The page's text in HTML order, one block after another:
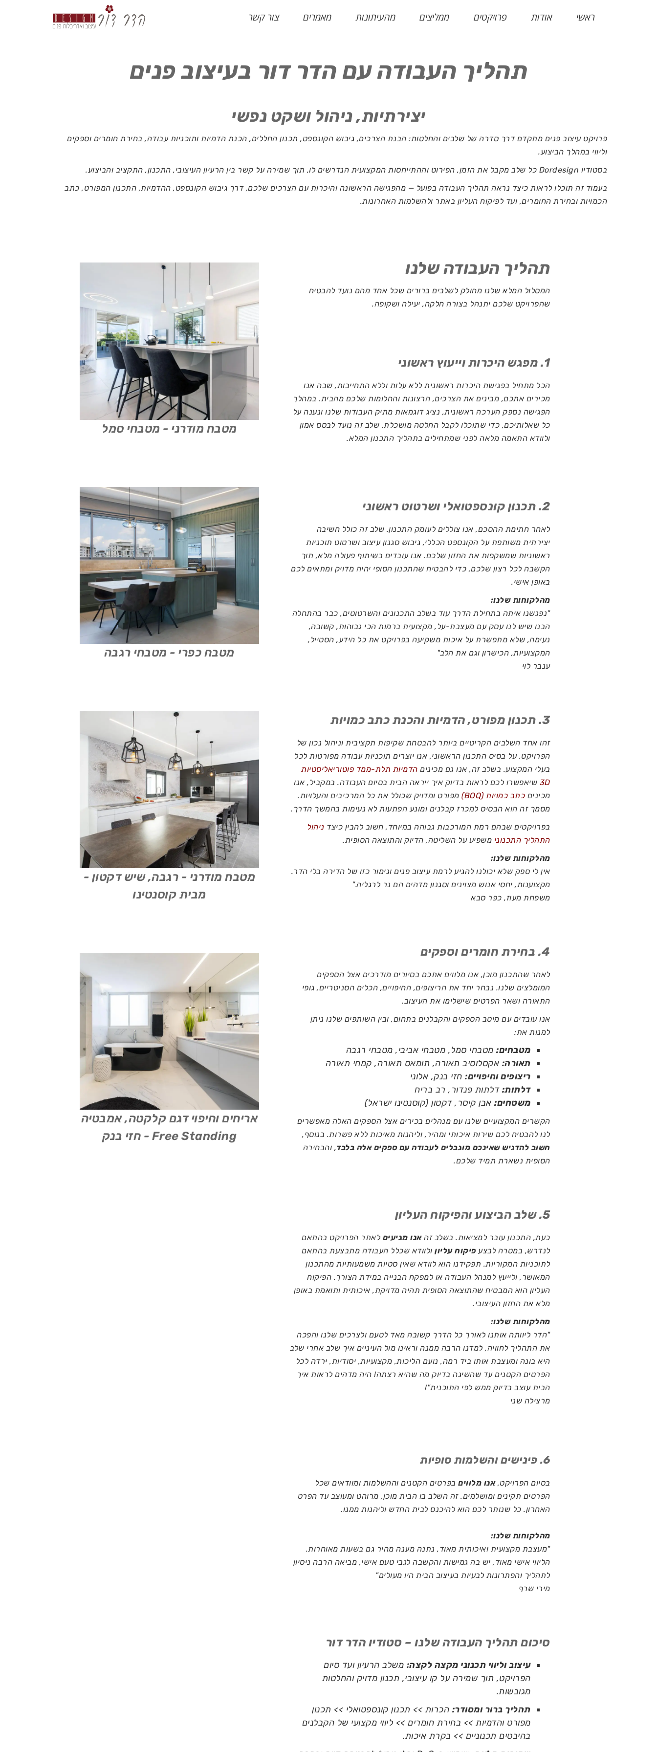
ראשי אודות פרויקטים ממליצים מהעיתונות מאמרים צור קשר
תהליך העבודה עם הדר דור בעיצוב פנים
יצירתיות, ניהול ושקט נפשי
פרויקט עיצוב פנים מתקדם דרך סדרה של שלבים והחלטות: הבנת הצרכים, גיבוש הקונספט, תכנון החללים, הכנת הדמיות ותוכניות עבודה, בחירת חומרים וספקים
וליווי במהלך הביצוע.
בסטודיו Dordesign כל שלב מקבל את הזמן, הפירוט וההתייחסות המקצועית הנדרשים לו, תוך שמירה על קשר בין הרעיון העיצובי, התכנון, התקציב והביצוע.
בעמוד זה תוכלו לראות כיצד נראה תהליך העבודה בפועל — מהפגישה הראשונה והיכרות עם הצרכים שלכם, דרך גיבוש הקונספט, ההדמיות, התכנון המפורט, כתב
הכמויות ובחירת החומרים, ועד לפיקוח העליון באתר ולהשלמות האחרונות.
תהליך העבודה שלנו
המסלול המלא שלנו מחולק לשלבים ברורים שכל אחד מהם נועד להבטיח
שהפרויקט שלכם יתנהל בצורה חלקה, יעילה ושקופה.
1. מפגש היכרות וייעוץ ראשוני
הכל מתחיל בפגישת היכרות ראשונית ללא עלות וללא התחייבות, שבה אנו
מכירים אתכם, מבינים את הצרכים, הרצונות והחלומות שלכם מהבית. במהלך
הפגישה נספק הערכה ראשונית, נציג דוגמאות מתיק העבודות שלנו ונענה על
כל שאלותיכם, כדי שתוכלו לקבל החלטה מושכלת. שלב זה נועד לבסס אמון
ולוודא התאמה מלאה לפני שמתחילים בתהליך התכנון המלא.
2. תכנון קונספטואלי ושרטוט ראשוני
לאחר חתימת ההסכם, אנו צוללים לעומק התכנון. שלב זה כולל חשיבה
יצירתית משותפת על הקונספט הכללי, גיבוש סגנון עיצוב ושרטוט תוכניות
ראשוניות שמשקפות את החזון שלכם. אנו עובדים בשיתוף פעולה מלא, תוך
הקשבה לכל רצון שלכם, כדי להבטיח שהתכנון הסופי יהיה מדויק ומתאים לכם
באופן אישי.
מהלקוחות שלנו:
"נפגשנו איתה בתחילת הדרך עוד בשלב התכנונים והשרטוטים, כבר בהתחלה
הבנו שיש לנו עסק עם מעצבת-על, מקצועית ברמות הכי גבוהות, קשובה,
נעימה, שלא מתפשרת על איכות משקיעה בפרויקט את כל הידע, הסטייל,
המקצועיות, הכישרון וגם את הלב"
ענבר לוי
3. תכנון מפורט, הדמיות והכנת כתב כמויות
זהו אחד השלבים הקריטיים ביותר להבטחת שקיפות תקציבית וניהול נכון של
הפרויקט. על בסיס התכנון הראשוני, אנו יוצרים תוכניות עבודה מפורטות לכל
בעלי המקצוע. בשלב זה, אנו גם מכינים הדמיות תלת-ממד פוטוריאליסטיות
3D שיאפשרו לכם לראות בדיוק איך ייראה הבית בסיום העבודה. במקביל, אנו
מכינים כתב כמויות (BOQ)
מפורט ומדויק שכולל את כל המרכיבים והעלויות.
מסמך זה הוא הבסיס למכרז קבלנים ומונע הפתעות לא נעימות בהמשך הדרך.
בפרויקטים שבהם רמת המורכבות גבוהה במיוחד, חשוב להבין כיצד ניהול
התהליך התכנוני משפיע על השליטה, הדיוק והתוצאה הסופית.
מהלקוחות שלנו:
אין לי ספק שלא יכולנו להגיע לרמת עיצוב פנים וגימור כזו של הדירה בלי הדר.
מקצוענות, יחסי אנוש מצוינים וסגנון מדהים הם נר לרגליה."
משפחת מעוז, כפר סבא
4. בחירת חומרים וספקים
לאחר שהתכנון מוכן, אנו מלווים אתכם בסיורים מודרכים אצל הספקים
המומלצים שלנו. נבחר יחד את הריצופים, החיפויים, הכלים הסניטריים, גופי
התאורה ושאר הפרטים שישלימו את העיצוב.
אנו עובדים עם מיטב הספקים והקבלנים בתחום, ובין השותפים שלנו ניתן
למנות את:
מטבחים:מטבחי סמל, מטבחי אביבי, מטבחי רגבה
תאורה: אקסלוסיב תאורה, תומאס תאורה, קמחי תאורה
ריצופים וחיפויים:חזי בנק, אלוני
דלתות: דלתות פנדור, רב בריח
משטחים:אבן קיסר, דקטון (קוסנטינו ישראל)
הקשרים המקצועיים שלנו עם מנהלים בכירים אצל הספקים האלה מאפשרים
לנו להבטיח לכם שירות איכותי ומהיר, וליהנות מאיכות ללא פשרות. בנוסף,
חשוב להדגיש שאינכם מוגבלים לעבודה עם ספקים אלה בלבד, והבחירה
הסופית נשארת תמיד שלכם.
5. שלב הביצוע והפיקוח העליון
כעת, התכנון עובר למציאות. בשלב זהאנו מגיעים לאתר הפרויקט בהתאם
לנדרש, במטרה לבצעפיקוח עליוןולוודא שכלל העבודה מתבצעת בהתאם
לתוכניות המקוריות. תפקידנו הוא לוודא שאין סטיות משמעותיות מהתכנון
המאושר, ולייעץ למנהל העבודה או למפקח הבנייה במידת הצורך. הפיקוח
העליון הוא המבטיח שהתוצאה הסופית תהיה מדויקת, איכותית ותואמת באופן
מלא את החזון העיצובי.
מהלקוחות שלנו:
"הדר ליוותה אותנו לאורך כל הדרך קשובה מאד לטעם ולצרכים שלנו והפכה
את התהליך לחוויה, למדנו הרבה ממנה וראינו מול העיניים איך שלב אחרי שלב
היא בונה ומעצבת אותו ביד רמה, נועם הליכות, מקצועיות, יסודיות, ירדה לכל
הפרטים הקטנים עד שהשיגה בדיוק מה שהיא רצתה! היה מדהים לראות איך
הבית עוצב בדיוק ממש לפי התוכנית"!
מרצילה שני
6. פינישים והשלמות סופיות
בסיום הפרויקט,אנו מלוויםבפרטים הקטנים וההשלמות ומוודאים שכל
הפרטים תקינים ומושלמים. זה השלב בו הבית מוכן, מרוהט ומעוצב עד הפרט
האחרון. כל שנותר לכם הוא להיכנס לבית החדש וליהנות ממנו.
מהלקוחות שלנו:
"מעצבת מקצועית ואיכותית מאוד, נתנה מענה מהיר גם בשעות מאוחרות.
הליווי אישי מאוד, יש בה גמישות והקשבה לגבי טעם אישי, מביאה הרבה ניסיון
לתהליך והפתרונות לבעיות בעיצוב הבית היו מעולים"
מירי שרף
סיכום תהליך העבודה שלנו – סטודיו הדר דור
עיצוב וליווי תכנוני מקצה לקצה: משלב הרעיון ועד סיום
הפרויקט, תוך שמירה על קו עיצובי, תכנון מדויק והחלטות
מגובשות.
תהליך ברור ומסודר: הכרות >> תכנון קונספטואלי >> תכנון
מפורט והדמיות >> בחירת חומרים >> ליווי מקצועי של הקבלנים
בהיבטים תכנוניים >> בקרת איכות.
מטבח מודרני - מטבחי סמל
מטבח כפרי - מטבחי רגבה
מטבח מודרני - רגבה, שיש דקטון -
מבית קוסנטינו
אריחים וחיפוי דגם קלקטה, אמבטיה
Free Standing - חזי בנק